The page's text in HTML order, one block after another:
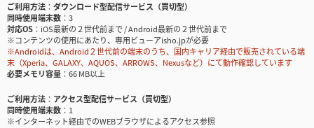
ご利用方法
ダウンロード型配信サービス（買切型）
同時使用端末数
3
対応OS
iOS最新の２世代前まで / Android最新の２世代前まで
※コンテンツの使用にあたり、専用ビューアisho.jpが必要
※Androidは、Android２世代前の端末のうち、国内キャリア経由で販売されている端
末（Xperia、GALAXY、AQUOS、ARROWS、Nexusなど）にて動作確認しています
必要メモリ容量
66 MB以上
ご利用方法
アクセス型配信サービス（買切型）
同時使用端末数
1
※インターネット経由でのWEBブラウザによるアクセス参照